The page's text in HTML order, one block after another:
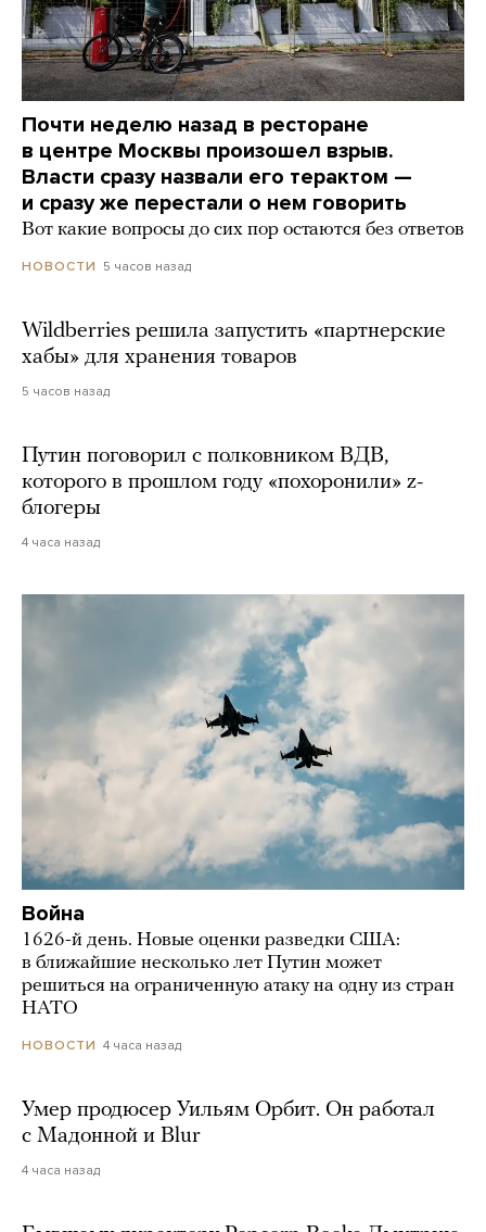
Почти неделю назад в ресторане
в центре Москвы произошел взрыв.
Власти сразу назвали его терактом —
и сразу же перестали о нем говорить
Вот какие вопросы до сих пор остаются без ответов
НОВОСТИ 5 часов назад
Wildberries решила запустить «партнерские
хабы» для хранения товаров
5 часов назад
Путин поговорил с полковником ВДВ,
которого в прошлом году «похоронили» z-
блогеры
4 часа назад
Война
1626-й день. Новые оценки разведки США:
в ближайшие несколько лет Путин может
решиться на ограниченную атаку на одну из стран
НАТО
НОВОСТИ 4 часа назад
Умер продюсер Уильям Орбит. Он работал
с Мадонной и Blur
4 часа назад